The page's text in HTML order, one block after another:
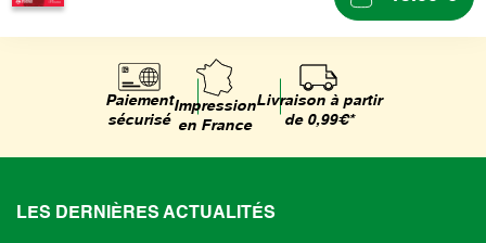
Paiement
sécurisé
Impression
en France
Livraison à partir
de 0,99€*
LES DERNIÈRES ACTUALITÉS